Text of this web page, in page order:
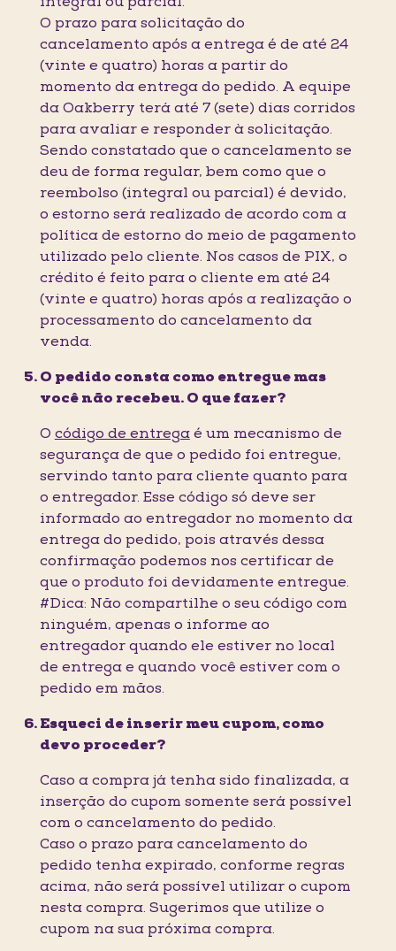
O prazo para solicitação do
cancelamento após a entrega é de até 24
(vinte e quatro) horas a partir do
momento da entrega do pedido. A equipe
da Oakberry terá até 7 (sete) dias corridos
para avaliar e responder à solicitação.
Sendo constatado que o cancelamento se
deu de forma regular, bem como que o
reembolso (integral ou parcial) é devido,
o estorno será realizado de acordo com a
política de estorno do meio de pagamento
utilizado pelo cliente. Nos casos de PIX, o
crédito é feito para o cliente em até 24
(vinte e quatro) horas após a realização o
processamento do cancelamento da
venda.
O pedido consta como entregue mas
você não recebeu. O que fazer?
O código de entregaé um mecanismo de
segurança de que o pedido foi entregue,
servindo tanto para cliente quanto para
o entregador. Esse código só deve ser
informado ao entregador no momento da
entrega do pedido, pois através dessa
confirmação podemos nos certificar de
que o produto foi devidamente entregue.
#Dica: Não compartilhe o seu código com
ninguém, apenas o informe ao
entregador quando ele estiver no local
de entrega e quando você estiver com o
pedido em mãos.
Esqueci de inserir meu cupom, como
devo proceder?
Caso a compra já tenha sido finalizada, a
inserção do cupom somente será possível
com o cancelamento do pedido.
Caso o prazo para cancelamento do
pedido tenha expirado, conforme regras
acima, não será possível utilizar o cupom
nesta compra. Sugerimos que utilize o
cupom na sua próxima compra.